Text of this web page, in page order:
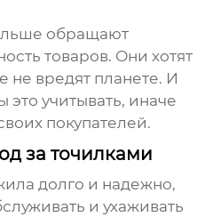
обращают
товаров. Они хотят
не вредят планете. И
учитывать, иначе
покупателей.
за точилками
долго и надежно,
и ухаживать